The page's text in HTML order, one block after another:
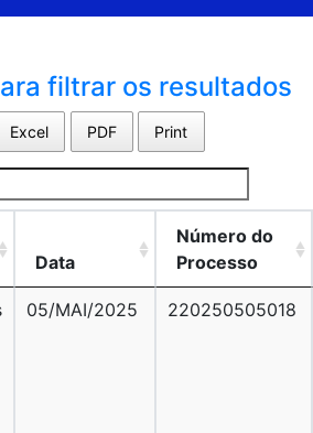
filtrar os resultados
Excel PDF Print
Data
Número do
Processo
05/MAI/2025 220250505018